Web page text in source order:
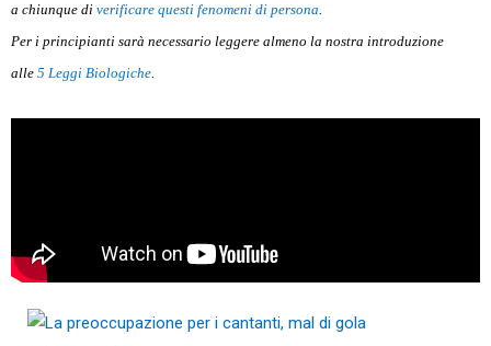
a chiunque di verificare questi fenomeni di persona.
Per i principianti sarà necessario leggere almeno la nostra introduzione
alle 5 Leggi Biologiche.